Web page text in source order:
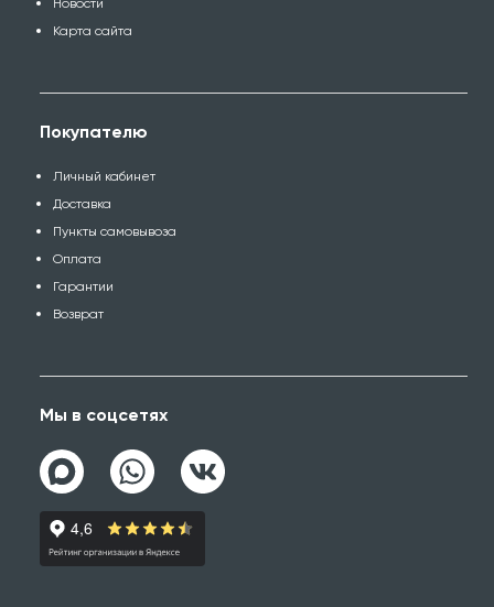
Новости
Карта сайта
Покупателю
Личный кабинет
Доставка
Пункты самовывоза
Оплата
Гарантии
Возврат
Мы в соцсетях